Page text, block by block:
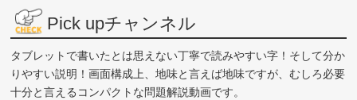
Pick upチャンネル
タブレットで書いたとは思えない丁寧で読みやすい字！そして分か
りやすい説明！画面構成上、地味と言えば地味ですが、むしろ必要
十分と言えるコンパクトな問題解説動画です。